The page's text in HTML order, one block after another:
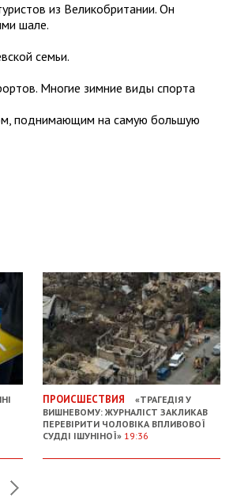
из Великобритании. Он
шале.
семьи.
Многие зимние виды спорта
поднимающим на самую большую
ПРОИСШЕСТВИЯ
«ТРАГЕДІЯ У
ВИШНЕВОМУ: ЖУРНАЛІСТ ЗАКЛИКАВ
ПЕРЕВІРИТИ ЧОЛОВІКА ВПЛИВОВОЇ
СУДДІ ІШУНІНОЇ» 19:36